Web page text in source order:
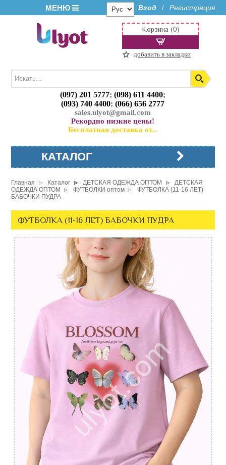
МЕНЮ Вход / Регистрация
(097) 201 5777;(098) 611 4400;
(093) 740 4400;(066) 656 2777
sales.ulyot@gmail.com
Рекордно низкие цены!
Бесплатная доставка от...
Корзина (0)
добавить в закладки
КАТАЛОГ
Главная Каталог ДЕТСКАЯ ОДЕЖДА ОПТОМ
ДЕТСКАЯ
ОДЕЖДА ОПТОМ
ФУТБОЛКИ оптом
ФУТБОЛКА (11-16 ЛЕТ)
БАБОЧКИ ПУДРА
ФУТБОЛКА (11-16 ЛЕТ) БАБОЧКИ ПУДРА